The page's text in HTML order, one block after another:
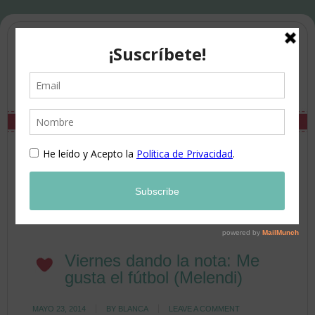
Viernes dando la nota: Me
gusta el fútbol (Melendi)
MAYO 23, 2014 BY BLANCA LEAVE A COMMENT